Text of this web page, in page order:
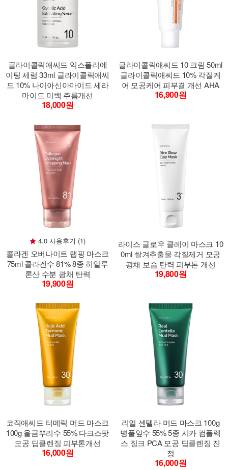
글라이콜릭애씨드 익스폴리에
이팅 세럼 33ml 글라이콜릭애씨
드 10% 나이아신아마이드 세라
마이드 미백 주름개선
18,000원
글라이콜릭애씨드 10 크림 50ml
글라이콜릭애씨드 10% 각질케
어 모공케어 피부결 개선 AHA
16,900원
4.0 사용후기 (1)
콜라겐 오버나이트 랩핑 마스크
75ml 콜라겐수 81% 8종 히알루
론산 수분 광채 탄력
19,900원
라이스 글로우 클레이 마스크 10
0ml 쌀겨추출물 각질제거 모공
광채 보습 탄력 피부톤 개선
19,800원
코직애씨드 터메릭 머드 마스크
100g 울금뿌리수 55% 다크스팟
모공 딥클렌징 피부톤개선
16,000원
리얼 센텔라 머드 마스크 100g
병풀잎수 55% 5종 시카 컴플렉
스 징크 PCA 모공 딥클렌징 진
정
16,000원